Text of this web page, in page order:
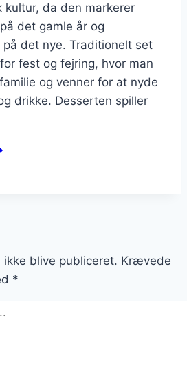
kultur, da den markerer
det gamle år og
på det nye. Traditionelt set
fest og fejring, hvor man
og venner for at nyde
drikke. Desserten spiller
blive publiceret. Krævede
*